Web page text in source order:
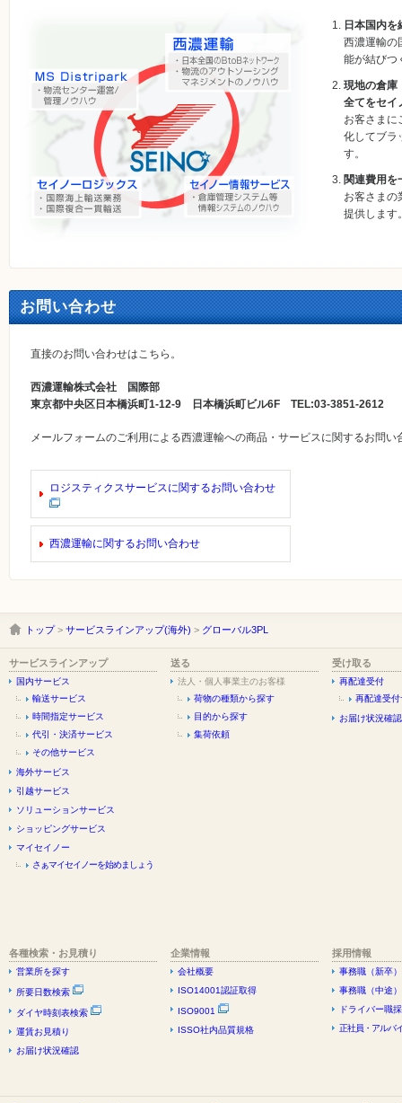
日本国内
西濃運輸の
能が結びつ
現地の倉庫
全てをセイ
お客さまに
化してブラ
す。
関連費用を
お客さまの
提供します
お問い合わせ
直接のお問い合わせはこちら。
西濃運輸株式会社 国際部
東京都中央区日本橋浜町1-12-9 日本橋浜町ビル6F TEL:03-3851-2612
メールフォームのご利用による西濃運輸への商品・サービスに関するお問
ロジスティクスサービスに関するお問い合わせ
西濃運輸に関するお問い合わせ
トップ> サービスラインアップ(海外) > グローバル3PL
サービスラインアップ
国内サービス
輸送サービス
時間指定サービス
代引・決済サービス
その他サービス
海外サービス
引越サービス
ソリューションサービス
ショッピングサービス
マイセイノー
さぁマイセイノーを始めましょう
送る
法人・個人事業主のお客様
荷物の種類から探す
目的から探す
集荷依頼
受け取る
再配達受付
再配達受
お届け状況確認
各種検索・お見積り
営業所を探す
所要日数検索
ダイヤ時刻表検索
運賃お見積り
お届け状況確認
企業情報
会社概要
ISO14001認証取得
ISO9001
ISSO社内品質規格
採用情報
事務職（新卒
事務職（中途
ドライバー職
正社員・アルバ